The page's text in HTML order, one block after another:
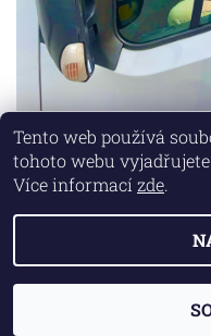
Lokality Marketing
2026 © AUTO
Tento web používá
tohoto webu
Více informací zde.